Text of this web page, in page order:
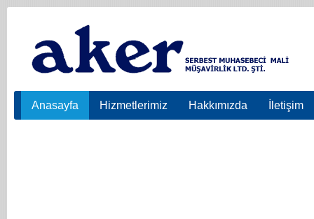
Anasayfa Hizmetlerimiz Hakkımızda İletişim